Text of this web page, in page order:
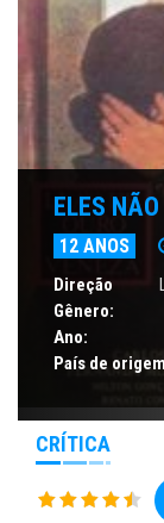
ELES
12 ANOS
Direção
Gênero:
Ano:
País de
CRÍTICA